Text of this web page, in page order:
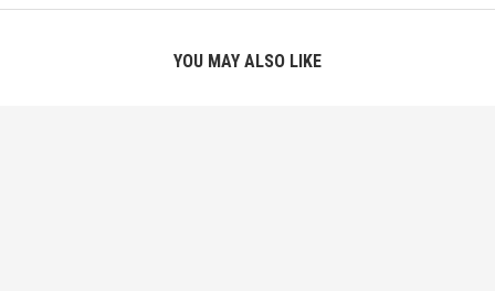
YOU MAY ALSO LIKE